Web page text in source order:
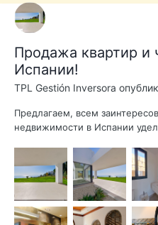
Продажа квартир и
Испании!
TPL Gestión Inversora
Предлагаем, всем
недвижимости в Испании
Уютная квартира в
Plaza de Toros. Отличная
метра, р...